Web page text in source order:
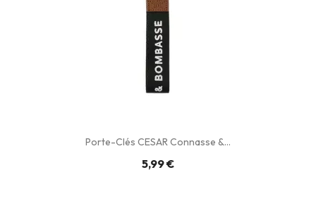
Porte-Clés CESAR Connasse &...
5,99 €